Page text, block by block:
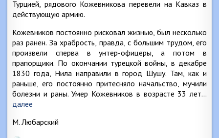
Турцией, рядового Кожевникова перевели на Кавказ в
действующую армию.
Кожевников постоянно рисковал жизнью, был несколько
раз ранен. За храбрость, правда, с большим трудом, его
произвели сперва в унтер-офицеры, а потом в
прапорщики. По окончании турецкой войны, в декабре
1830 года, Нила направили в город Шушу. Там, как и
раньше, его постоянно притесняло начальство, мучили
болезни и раны. Умер Кожевников в возрасте 33 лет…
далее
М. Любарский